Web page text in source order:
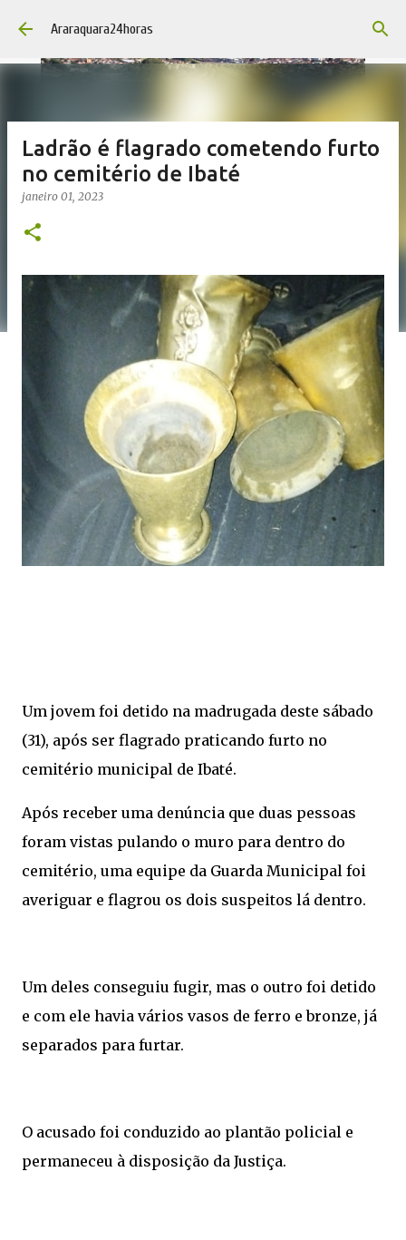
Pular para o conteúdo principal
Araraquara24horas
Ladrão é flagrado cometendo furto
no cemitério de Ibaté
janeiro 01, 2023
Um jovem foi detido na madrugada deste sábado
(31), após ser flagrado praticando furto no
cemitério municipal de Ibaté.
Após receber uma denúncia que duas pessoas
foram vistas pulando o muro para dentro do
cemitério, uma equipe da Guarda Municipal foi
averiguar e flagrou os dois suspeitos lá dentro.
Um deles conseguiu fugir, mas o outro foi detido
e com ele havia vários vasos de ferro e bronze, já
separados para furtar.
O acusado foi conduzido ao plantão policial e
permaneceu à disposição da Justiça.